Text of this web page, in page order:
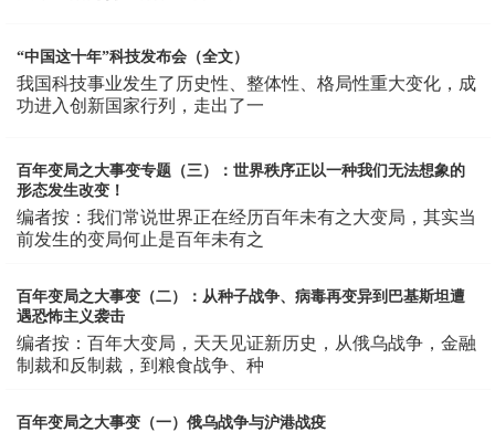
“中国这十年”科技发布会（全文）
我国科技事业发生了历史性、整体性、格局性重大变化，成
功进入创新国家行列，走出了一
百年变局之大事变专题（三）：世界秩序正以一种我们无法想象的
形态发生改变！
编者按：我们常说世界正在经历百年未有之大变局，其实当
前发生的变局何止是百年未有之
百年变局之大事变（二）：从种子战争、病毒再变异到巴基斯坦遭
遇恐怖主义袭击
编者按：百年大变局，天天见证新历史，从俄乌战争，金融
制裁和反制裁，到粮食战争、种
百年变局之大事变（一）俄乌战争与沪港战疫